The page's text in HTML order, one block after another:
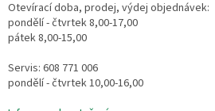
Otevírací doba, prodej, výdej objednávek:
pondělí - čtvrtek 8,00-17,00
pátek 8,00-15,00
Servis: 608 771 006
pondělí - čtvrtek 10,00-16,00